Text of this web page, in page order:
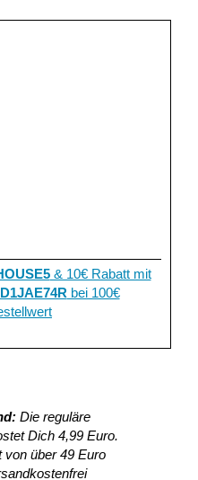
& 10€ Rabatt mit
bei 100€
Die reguläre
Dich 4,99 Euro.
von über 49 Euro